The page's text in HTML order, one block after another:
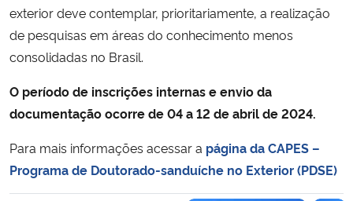
exterior deve contemplar, prioritariamente, a realização
de pesquisas em áreas do conhecimento menos
consolidadas no Brasil.
O período de inscrições internas e envio da
documentação ocorre de 04 a 12 de abril de 2024.
Para mais informações acessar a página da CAPES –
Programa de Doutorado-sanduíche no Exterior (PDSE)